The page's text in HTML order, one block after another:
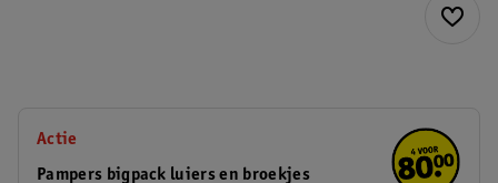
Actie
Pampers bigpack luiers en broekjes